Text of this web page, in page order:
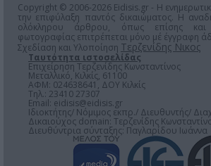
Copyright © 2006-2026 Eidisis.gr - Η
την επιφύλαξη παντός δικαιώματος. Η
ολόκληρου άρθρου, όπως επίσης και
φωτογραφίας επιτρέπεται μόνο μέ έγγραφη
Σχεδίαση και Υλοποίηση Τερζενίδης Νικος
Ταυτότητα ιστοσελίδας
Επιχείρηση Τερζενίδης Κωνσταντίνος
Μεταλλικό, Κιλκίς, 61100
ΑΦΜ: 024638641, ΔΟΥ Κιλκίς
Τηλ.: 23410 27307
Email: eidisis@eidisis.gr
Ιδιοκτήτης/ Νόμιμος εκπρ./ Διευθυντής/
Δικαιούχος domain: Τερζενίδης
Διευθύντρια σύνταξης: Παγλαρίδου Ιωάννα